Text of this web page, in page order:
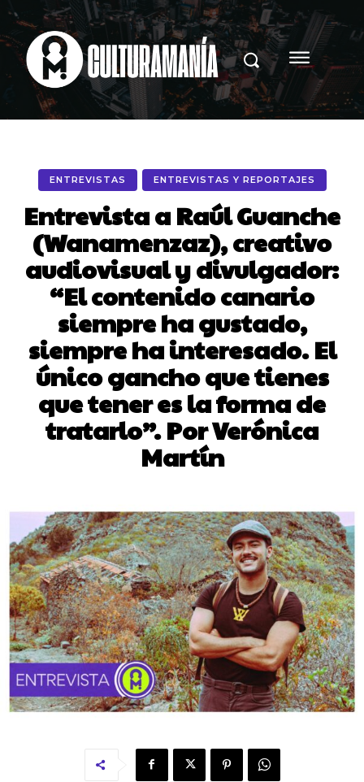
ENTREVISTAS ENTREVISTAS Y REPORTAJES
Entrevista a Raúl Guanche
(Wanamenzaz), creativo
audiovisual y divulgador:
“El contenido canario
siempre ha gustado,
siempre ha interesado. El
único gancho que tienes
que tener es la forma de
tratarlo”. Por Verónica
Martín